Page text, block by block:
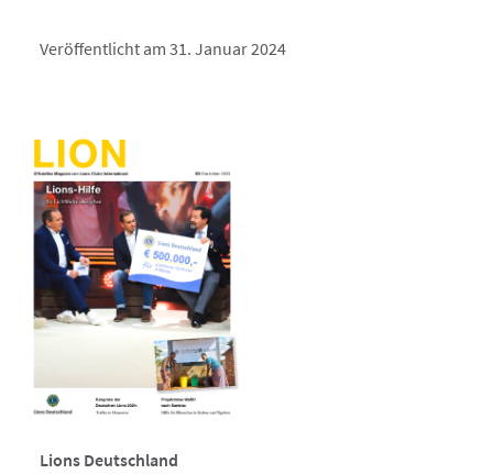
Veröffentlicht am 31. Januar 2024
Lions Deutschland